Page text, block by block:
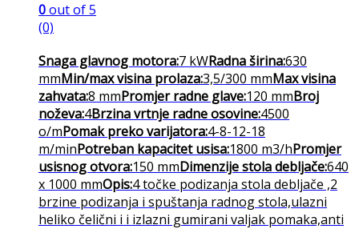
0out of 5
(0)
Snaga glavnog motora:7 kWRadna širina:630
mmMin/max visina prolaza:3,5/300 mmMax visina
zahvata:8 mmPromjer radne glave:120 mmBroj
noževa:4Brzina vrtnje radne osovine:4500
o/mPomak preko varijatora:4-8-12-18
m/minPotreban kapacitet usisa:1800 m3/hPromjer
usisnog otvora:150 mmDimenzije stola debljače:640
x 1000 mmOpis:4 točke podizanja stola debljače ,2
brzine podizanja i spuštanja radnog stola,ulazni
heliko čelični i i izlazni gumirani valjak pomaka,anti